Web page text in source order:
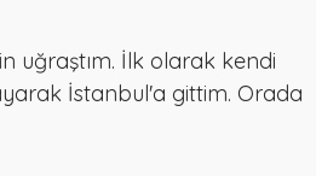
uğraştım. İlk olarak kendi
İstanbul'a gittim. Orada